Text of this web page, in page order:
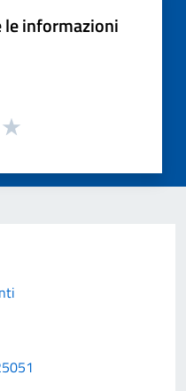
le informazioni